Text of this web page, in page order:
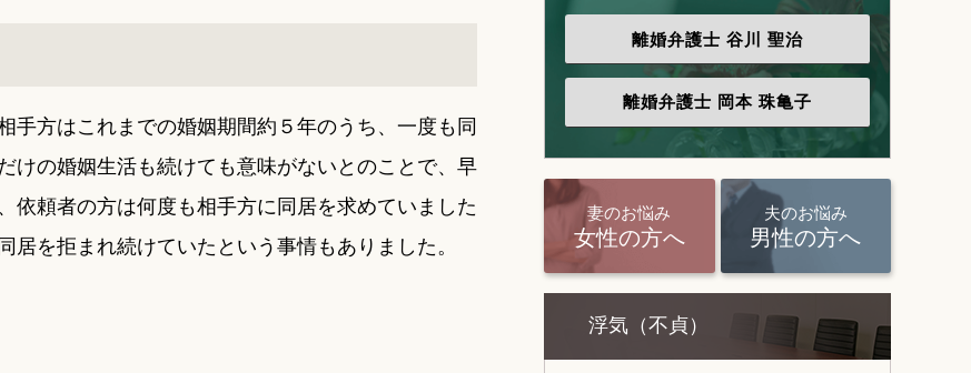
方はこれまでの婚姻期間約５年のうち、一度も同
けの婚姻生活も続けても意味がないとのことで、早
頼者の方は何度も相手方に同居を求めていました
を拒まれ続けていたという事情もありました。
離婚弁護士 谷川 聖治
離婚弁護士 岡本 珠亀子
妻のお悩み
女性の方へ
夫のお悩み
男性の方へ
浮気（不貞）